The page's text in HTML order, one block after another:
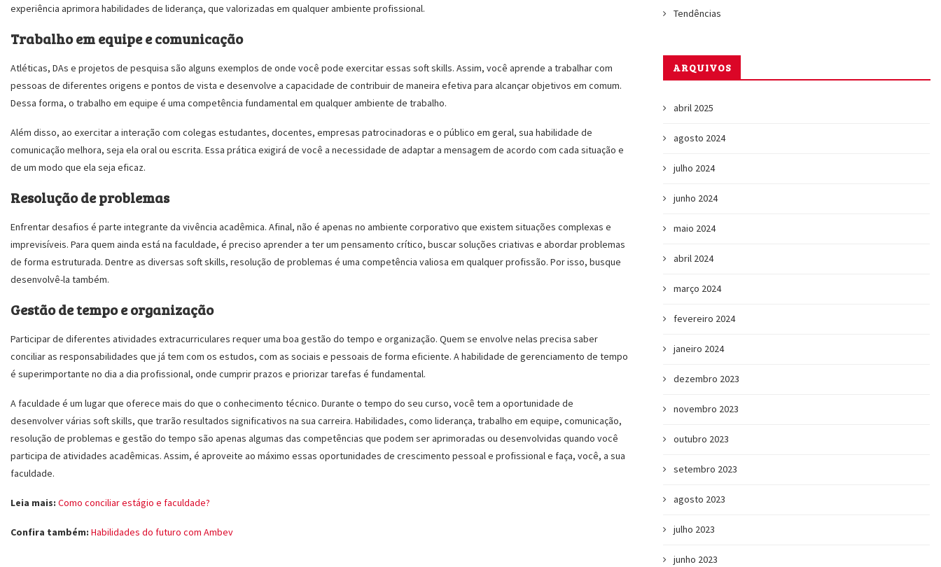
experiência aprimora habilidades de liderança, que valorizadas em qualquer ambiente profissional.
Trabalho em equipe e comunicação
Atléticas, DAs e projetos de pesquisa são alguns exemplos de onde você pode exercitar essas soft skills. Assim, você aprende a trabalhar com
pessoas de diferentes origens e pontos de vista e desenvolve a capacidade de contribuir de maneira efetiva para alcançar objetivos em comum.
Dessa forma, o trabalho em equipe é uma competência fundamental em qualquer ambiente de trabalho.
Além disso, ao exercitar a interação com colegas estudantes, docentes, empresas patrocinadoras e o público em geral, sua habilidade de
comunicação melhora, seja ela oral ou escrita. Essa prática exigirá de você a necessidade de adaptar a mensagem de acordo com cada situação e
de um modo que ela seja eficaz.
Resolução de problemas
Enfrentar desafios é parte integrante da vivência acadêmica. Afinal, não é apenas no ambiente corporativo que existem situações complexas e
imprevisíveis. Para quem ainda está na faculdade, é preciso aprender a ter um pensamento crítico, buscar soluções criativas e abordar problemas
de forma estruturada. Dentre as diversas soft skills, resolução de problemas é uma competência valiosa em qualquer profissão. Por isso, busque
desenvolvê-la também.
Gestão de tempo e organização
Participar de diferentes atividades extracurriculares requer uma boa gestão do tempo e organização. Quem se envolve nelas precisa saber
conciliar as responsabilidades que já tem com os estudos, com as sociais e pessoais de forma eficiente. A habilidade de gerenciamento de tempo
é superimportante no dia a dia profissional, onde cumprir prazos e priorizar tarefas é fundamental.
A faculdade é um lugar que oferece mais do que o conhecimento técnico. Durante o tempo do seu curso, você tem a oportunidade de
desenvolver várias soft skills, que trarão resultados significativos na sua carreira. Habilidades, como liderança, trabalho em equipe, comunicação,
resolução de problemas e gestão do tempo são apenas algumas das competências que podem ser aprimoradas ou desenvolvidas quando você
participa de atividades acadêmicas. Assim, é aproveite ao máximo essas oportunidades de crescimento pessoal e profissional e faça, você, a sua
faculdade.
Leia mais: Como conciliar estágio e faculdade?
Confira também: Habilidades do futuro com Ambev
Tendências
ARQUIVOS
abril 2025
agosto 2024
julho 2024
junho 2024
maio 2024
abril 2024
março 2024
fevereiro 2024
janeiro 2024
dezembro 2023
novembro 2023
outubro 2023
setembro 2023
agosto 2023
julho 2023
junho 2023